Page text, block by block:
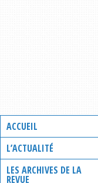
ACCUEIL
L’ACTUALITÉ
LES ARCHIVES DE LA
REVUE